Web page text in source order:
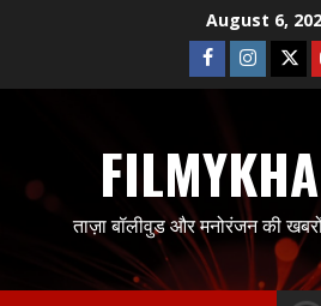
August 6,
Facebook
ताज़ा बॉलीवुड और मनोरंजन की